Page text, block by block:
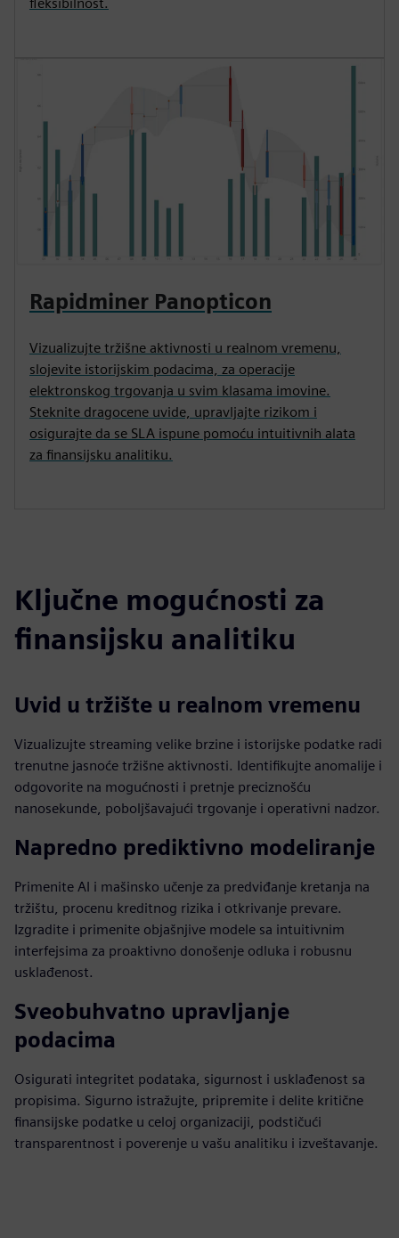
Rapidminer Panopticon
Vizualizujte tržišne aktivnosti u realnom vremenu,
slojevite istorijskim podacima, za operacije
elektronskog trgovanja u svim klasama imovine.
Steknite dragocene uvide, upravljajte rizikom i
osigurajte da se SLA ispune pomoću intuitivnih alata
za finansijsku analitiku.
Ključne mogućnosti za
finansijsku analitiku
Uvid u tržište u realnom vremenu
Vizualizujte streaming velike brzine i istorijske podatke radi
trenutne jasnoće tržišne aktivnosti. Identifikujte anomalije i
odgovorite na mogućnosti i pretnje preciznošću
nanosekunde, poboljšavajući trgovanje i operativni nadzor.
Napredno prediktivno modeliranje
Primenite AI i mašinsko učenje za predviđanje kretanja na
tržištu, procenu kreditnog rizika i otkrivanje prevare.
Izgradite i primenite objašnjive modele sa intuitivnim
interfejsima za proaktivno donošenje odluka i robusnu
usklađenost.
Sveobuhvatno upravljanje
podacima
Osigurati integritet podataka, sigurnost i usklađenost sa
propisima. Sigurno istražujte, pripremite i delite kritične
finansijske podatke u celoj organizaciji, podstičući
transparentnost i poverenje u vašu analitiku i izveštavanje.